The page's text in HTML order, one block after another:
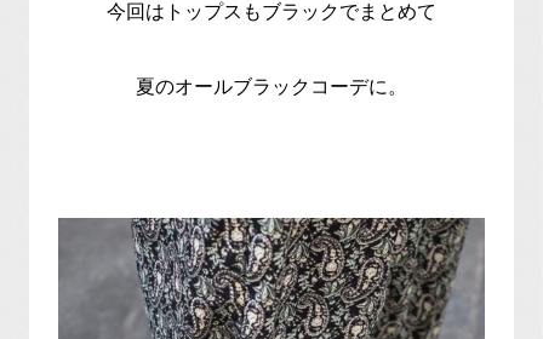
今回はトップスもブラックでまとめて
夏のオールブラックコーデに。